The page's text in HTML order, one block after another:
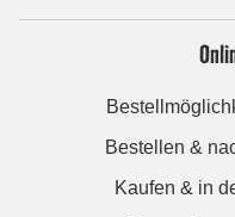
Bestellen &
Kaufen & in